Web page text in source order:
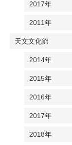
2017年
2011年
天文文化節
2014年
2015年
2016年
2017年
2018年